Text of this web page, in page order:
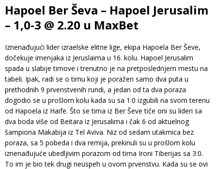
Hapoel Ber Ševa – Hapoel Jerusalim
– 1,0-3 @ 2.20 u MaxBet
Iznenađujući lider izraelske elitne lige, ekipa Hapoela Ber Ševe,
dočekuje imenjaka iz Jeruslaima u 16. kolu. Hapoel Jerusalim
spada u slabije timove i trenutno je na pretposlednjem mestu na
tabeli. Ipak, radi se o timu koji je poražen samo dva puta u
prethodnih 9 prvenstvenih rundi, a jedan od ta dva poraza
dogodio se u prošlom kolu kada su sa 1:0 izgubili na svom terenu
od Hapoela iz Haife. Što se tima iz Ber Ševe tiče oni su lideri sa
dva boda više od Beitara iz Jerusalima i čak 6 od aktuelnog
šampiona Makabija iz Tel Aviva. Niz od sedam utakmica bez
poraza, sa 5 pobeda i dva remija, prekinuli su u prošlom kolu
iznenađujuće ubedljivim porazom od tima Ironi Tiberijas sa 3:0.
To im je bio tek drugi neuspeh u ovom prvenstvu. Kada su se ovi